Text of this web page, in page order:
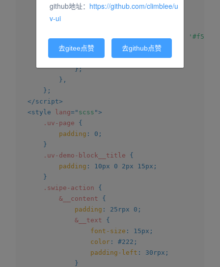
options: [ {
backgroundColor
}]
};
} ,
} ;
</script>
<style lang=" scss ">
.uv-page
{
padding : 0 ;
}
.uv-demo-block__title
{
padding : 10px 0 2px 15px ;
}
.swipe-action
{
&__content
{
padding : 25rpx 0 ;
&__text
{
font-size : 15px ;
color : #222 ;
padding-left : 30rpx ;
}
github地址： https://github.com/climblee/u
v-ui
去gitee点赞 去github点赞